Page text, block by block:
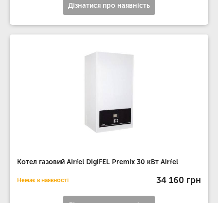
Дізнатися про наявність
Котел газовий Airfel DigiFEL Premix 30 кВт Airfel
Немає в наявності 34 160 грн